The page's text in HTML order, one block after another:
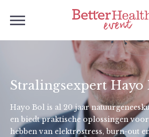
Stralingsexpert Hayo
Hayo Bol is al 20 jaar
en biedt praktische oplossingen
hebben van elektrostress, burn-out